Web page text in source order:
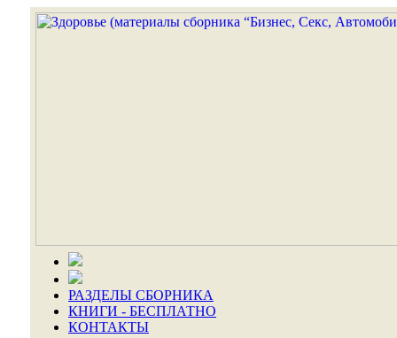
РАЗДЕЛЫ СБОРНИКА
КНИГИ - БЕСПЛАТНО
КОНТАКТЫ